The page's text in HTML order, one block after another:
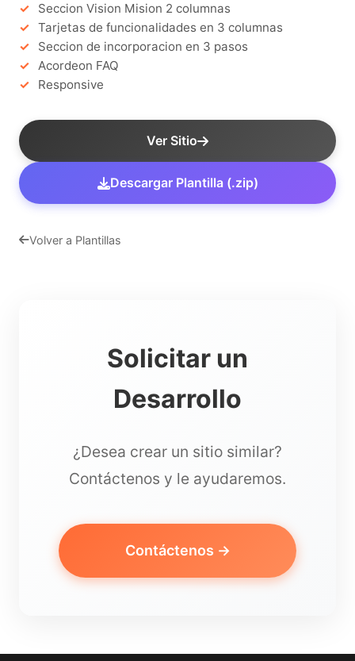
Seccion Vision Mision 2 columnas
Tarjetas de funcionalidades en 3 columnas
Seccion de incorporacion en 3 pasos
Acordeon FAQ
Responsive
Ver Sitio
Descargar Plantilla (.zip)
Volver a Plantillas
Solicitar un
Desarrollo
¿Desea crear un sitio similar?
Contáctenos y le ayudaremos.
Contáctenos →